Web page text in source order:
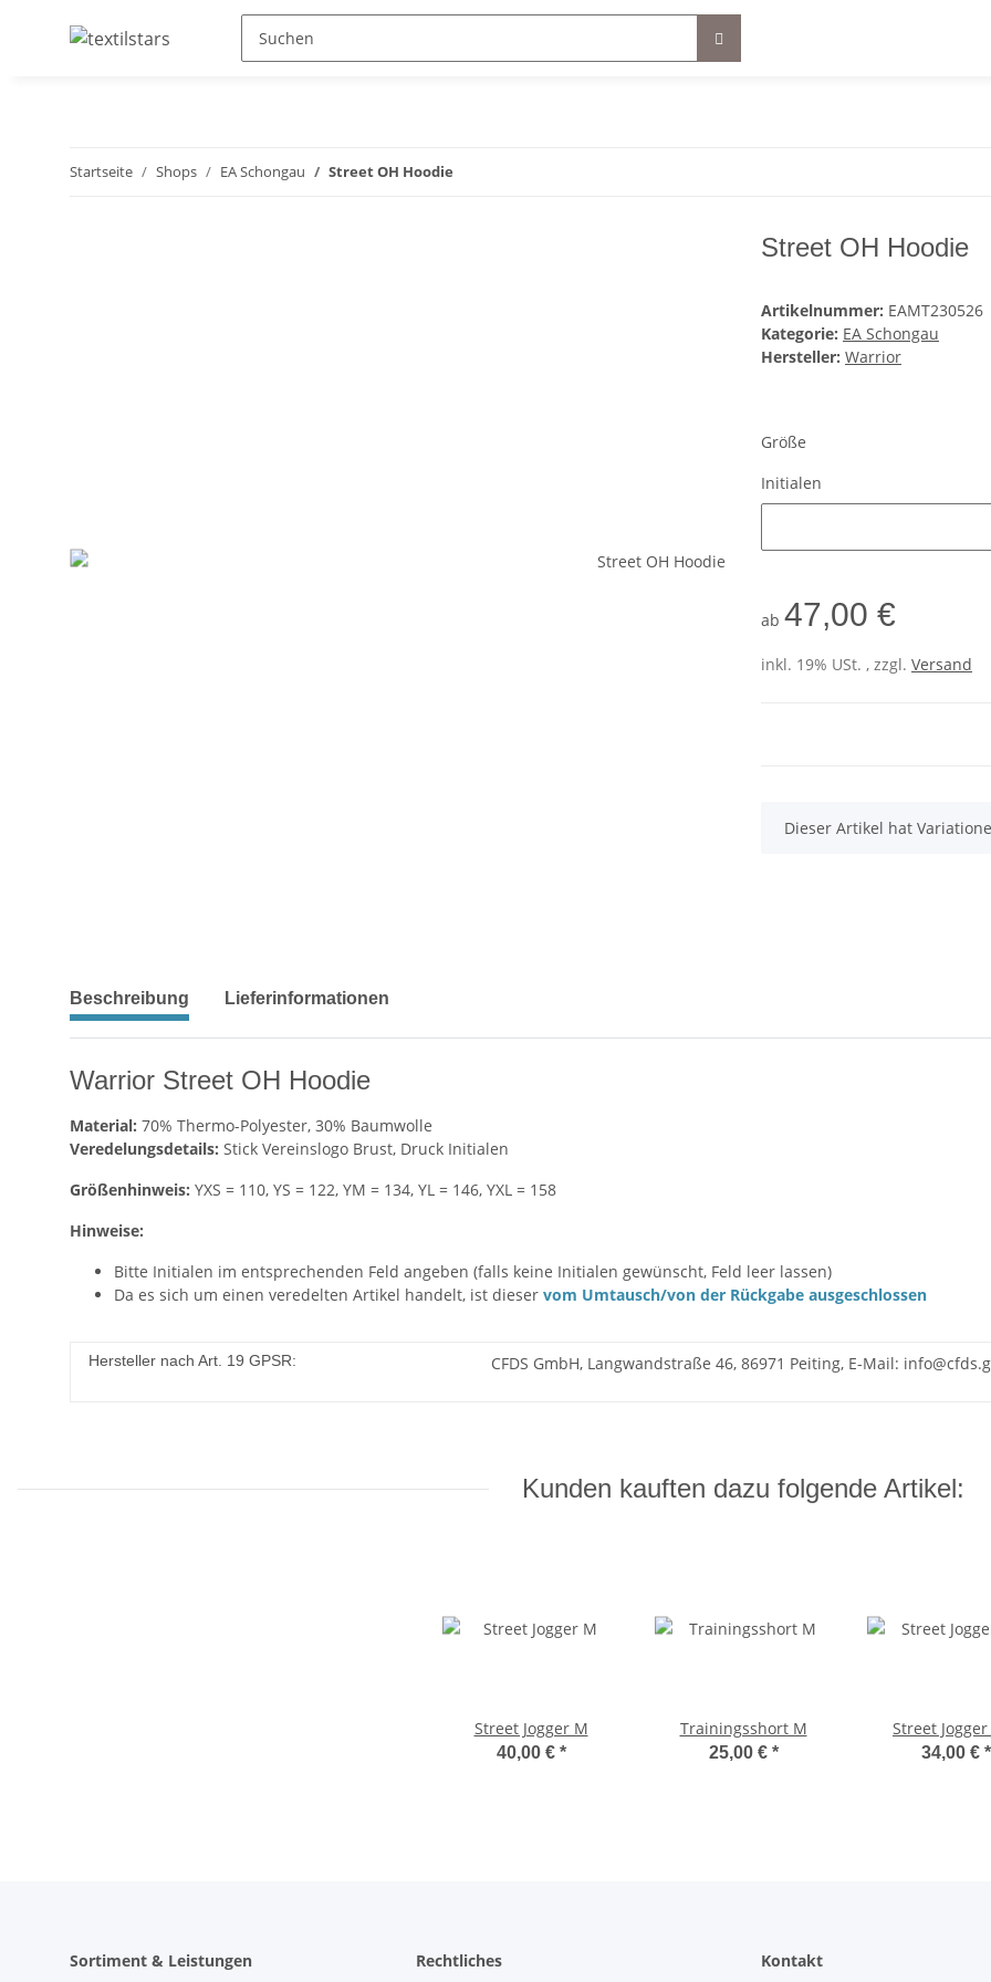
Startseite Shops EA Schongau Street OH Hoodie
Street OH Hoodie
Artikelnummer: EAMT230526
Kategorie: EA Schongau
Hersteller: Warrior
Größe
Initialen
ab 47,00 €
inkl. 19% USt. , zzgl. Versand
x
Dieser Artikel hat
Beschreibung Lieferinformationen
Warrior Street OH Hoodie
Material: 70% Thermo-Polyester, 30% Baumwolle
Veredelungsdetails: Stick Vereinslogo Brust, Druck Initialen
Größenhinweis: YXS = 110, YS = 122, YM = 134, YL = 146, YXL = 158
Hinweise:
Bitte Initialen im entsprechenden Feld angeben (falls keine Initialen gewünscht, Feld leer lassen)
Da es sich um einen veredelten Artikel handelt, ist dieser vom Umtausch/von der Rückgabe ausgeschlossen
Hersteller nach Art. 19 GPSR: CFDS GmbH, Langwandstraße 46, 86971 Peiting, E-Mail:
Kunden kauften dazu folgende Artikel:
Street Jogger M
40,00 € *
Trainingsshort M
25,00 € *
Street Jogger
34,00 € *
Sortiment & Leistungen Rechtliches Kontakt